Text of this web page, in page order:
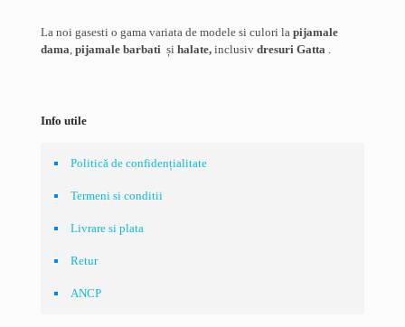
pagina
produsului.
La noi gasesti o gama variata de modele si culori la pijamale
dama, pijamale barbati și halate, inclusiv dresuri Gatta .
Info utile
Politică de confidențialitate
Termeni si conditii
Livrare si plata
Retur
ANCP